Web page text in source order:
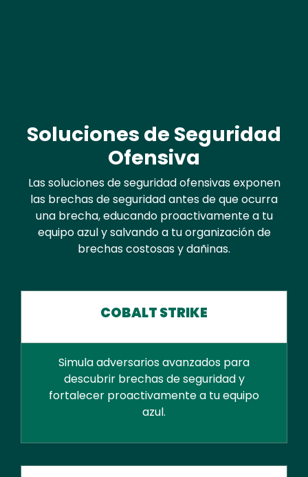
Text
Soluciones de Seguridad
Ofensiva
Las soluciones de seguridad ofensivas exponen
las brechas de seguridad antes de que ocurra
una brecha, educando proactivamente a tu
equipo azul y salvando a tu organización de
brechas costosas y dañinas.
COBALT STRIKE
Simula adversarios avanzados para
descubrir brechas de seguridad y
fortalecer proactivamente a tu equipo
azul.